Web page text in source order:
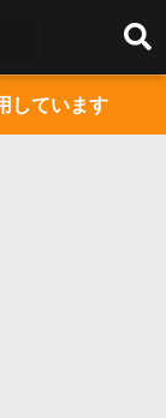
しています